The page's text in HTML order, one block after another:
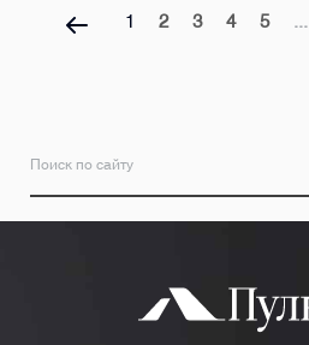
1 2 3 4 5 ...